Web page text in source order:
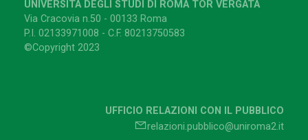
UNIVERSITÀ DEGLI STUDI DI ROMA TOR VERGATA
Via Cracovia n.50 - 00133 Roma
P.I. 02133971008 - C.F. 80213750583
©Copyright 2023
UFFICIO RELAZIONI CON IL PUBBLICO
relazioni.pubblico@uniroma2.it